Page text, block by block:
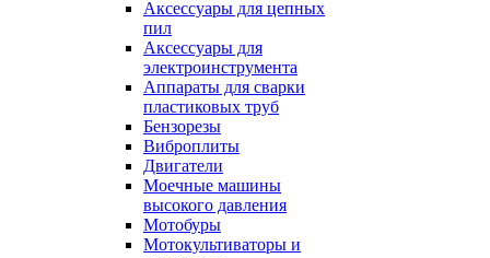
Аксессуары для цепных
пил
Аксессуары для
электроинструмента
Аппараты для сварки
пластиковых труб
Бензорезы
Виброплиты
Двигатели
Моечные машины
высокого давления
Мотобуры
Мотокультиваторы и